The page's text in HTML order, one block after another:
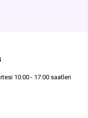
10:00 - 17:00 saatleri